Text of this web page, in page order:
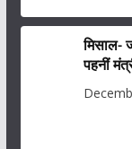
मिसाल-
पहनीं